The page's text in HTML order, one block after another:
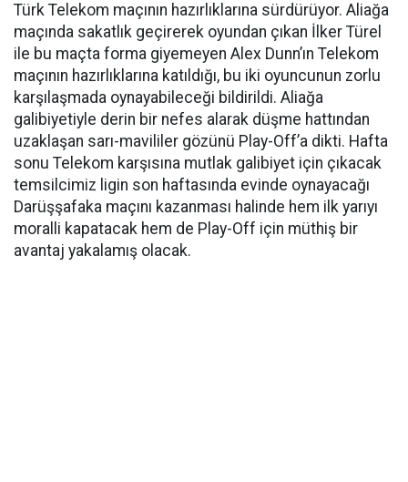
Türk Telekom maçının hazırlıklarına sürdürüyor. Aliağa
maçında sakatlık geçirerek oyundan çıkan İlker Türel
ile bu maçta forma giyemeyen Alex Dunn’ın Telekom
maçının hazırlıklarına katıldığı, bu iki oyuncunun zorlu
karşılaşmada oynayabileceği bildirildi. Aliağa
galibiyetiyle derin bir nefes alarak düşme hattından
uzaklaşan sarı-mavililer gözünü Play-Off’a dikti. Hafta
sonu Telekom karşısına mutlak galibiyet için çıkacak
temsilcimiz ligin son haftasında evinde oynayacağı
Darüşşafaka maçını kazanması halinde hem ilk yarıyı
moralli kapatacak hem de Play-Off için müthiş bir
avantaj yakalamış olacak.